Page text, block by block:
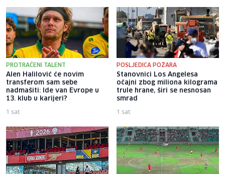
PROTRAĆENI TALENT
Alen Halilović će novim
transferom sam sebe
nadmašiti: Ide van Evrope u
13. klub u karijeri?
1 sat
POSLJEDICA POŽARA
Stanovnici Los Angelesa
očajni zbog miliona kilograma
trule hrane, širi se nesnosan
smrad
1 sat